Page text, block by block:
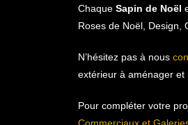
Chaque Sapin de Noël
Roses de Noël, Design,
N’hésitez pas à nous
extérieur à aménager et
Pour compléter votre